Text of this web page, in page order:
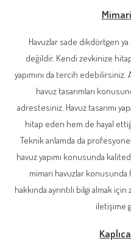
Havuzlar sade dikdörtgen
değildir. Kendi zevkinize
yapımını da tercih
havuz tasarımları
adrestesiniz. Havuz tasarımı
hitap eden hem de hayal
Teknik anlamda da
havuz yapımı konusunda
mimari havuzlar konusunda
hakkında ayrıntılı bilgi almak
iletişime